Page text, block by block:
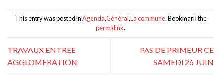
This entry was posted inAgenda,Général,La commune. Bookmark the
permalink.
TRAVAUX ENTREE
AGGLOMERATION
PAS DE PRIMEUR CE
SAMEDI 26 JUIN